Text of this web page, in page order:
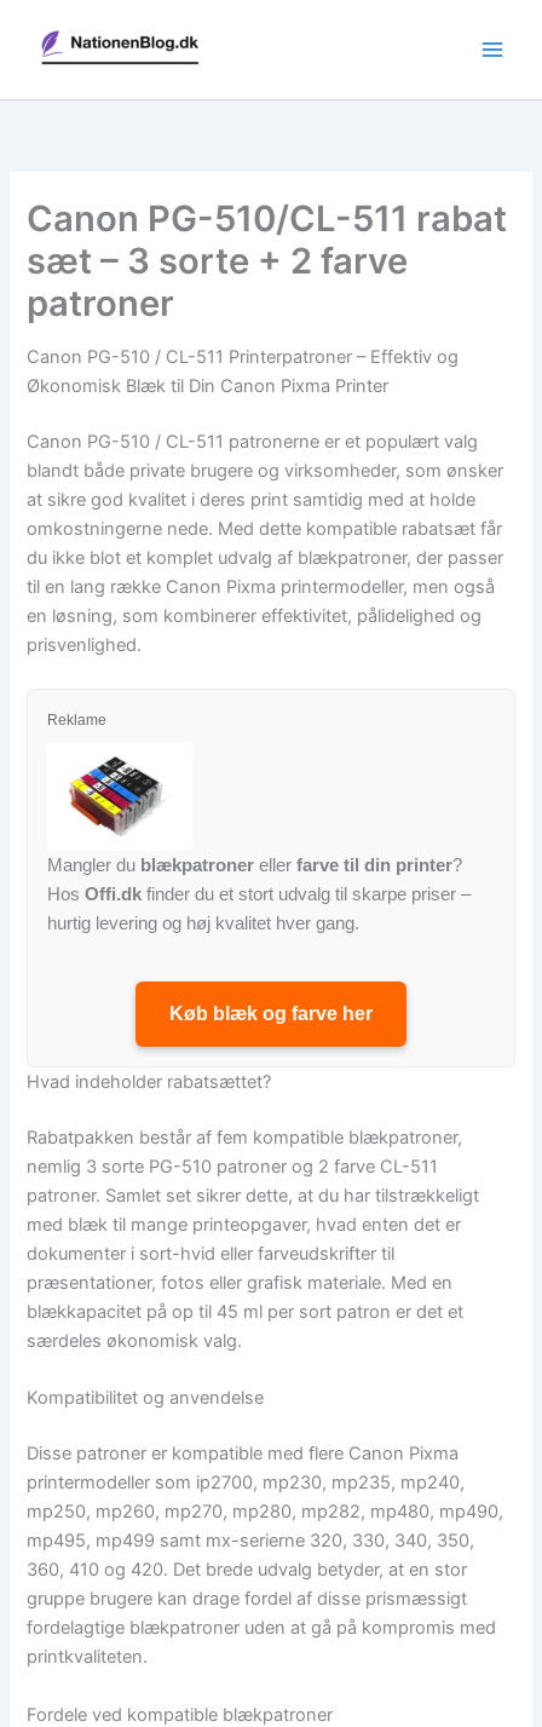
indholdet
Canon PG-510/CL-511 rabat
sæt – 3 sorte + 2 farve
patroner
Canon PG-510 / CL-511 Printerpatroner – Effektiv og
Økonomisk Blæk til Din Canon Pixma Printer
Canon PG-510 / CL-511 patronerne er et populært valg
blandt både private brugere og virksomheder, som ønsker
at sikre god kvalitet i deres print samtidig med at holde
omkostningerne nede. Med dette kompatible rabatsæt får
du ikke blot et komplet udvalg af blækpatroner, der passer
til en lang række Canon Pixma printermodeller, men også
en løsning, som kombinerer effektivitet, pålidelighed og
prisvenlighed.
Reklame
Mangler du blækpatroner ellerfarve til din printer?
HosOffi.dk finder du et stort udvalg til skarpe priser –
hurtig levering og høj kvalitet hver gang.
Køb blæk og farve her
Hvad indeholder rabatsættet?
Rabatpakken består af fem kompatible blækpatroner,
nemlig 3 sorte PG-510 patroner og 2 farve CL-511
patroner. Samlet set sikrer dette, at du har tilstrækkeligt
med blæk til mange printeopgaver, hvad enten det er
dokumenter i sort-hvid eller farveudskrifter til
præsentationer, fotos eller grafisk materiale. Med en
blækkapacitet på op til 45 ml per sort patron er det et
særdeles økonomisk valg.
Kompatibilitet og anvendelse
Disse patroner er kompatible med flere Canon Pixma
printermodeller som ip2700, mp230, mp235, mp240,
mp250, mp260, mp270, mp280, mp282, mp480, mp490,
mp495, mp499 samt mx-serierne 320, 330, 340, 350,
360, 410 og 420. Det brede udvalg betyder, at en stor
gruppe brugere kan drage fordel af disse prismæssigt
fordelagtige blækpatroner uden at gå på kompromis med
printkvaliteten.
Fordele ved kompatible blækpatroner